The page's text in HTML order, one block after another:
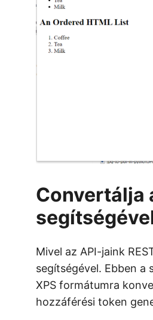
Convertálja
Mivel az API-jaink
segítségével. Ebben a
XPS formátumra
hozzáférési token